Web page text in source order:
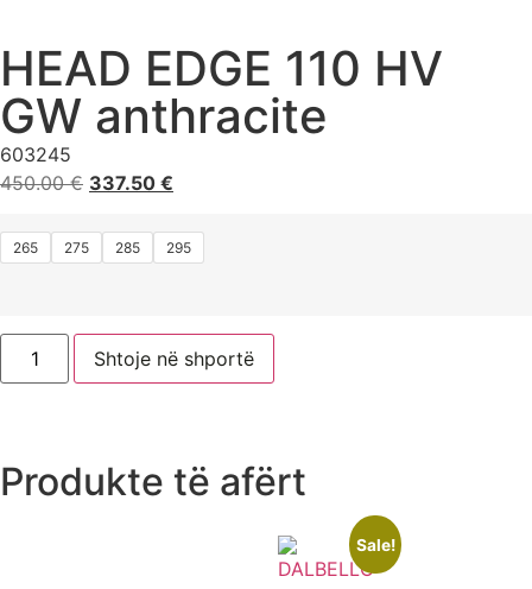
HEAD EDGE 110 HV
GW anthracite
603245
450.00€ 337.50 €
265 275 285 295
Shtoje në shportë
Produkte të afërt
Sale!